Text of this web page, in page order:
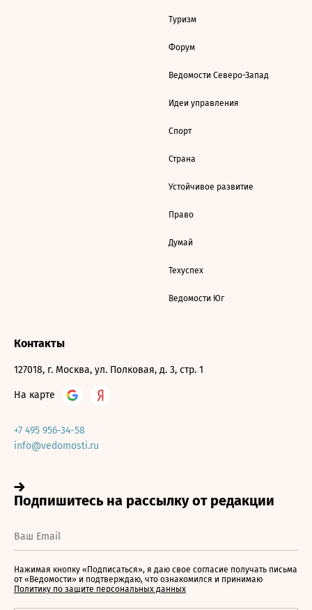
Туризм
Форум
Ведомости Северо-Запад
Идеи управления
Спорт
Страна
Устойчивое развитие
Право
Думай
Техуспех
Ведомости Юг
Контакты
127018, г. Москва, ул. Полковая, д. 3, стр. 1
На карте
+7 495 956-34-58
info@vedomosti.ru
Нажимая кнопку «Подписаться», я даю свое согласие получать письма
от «Ведомости» и подтверждаю, что ознакомился и принимаю
Политику по защите персональных данных